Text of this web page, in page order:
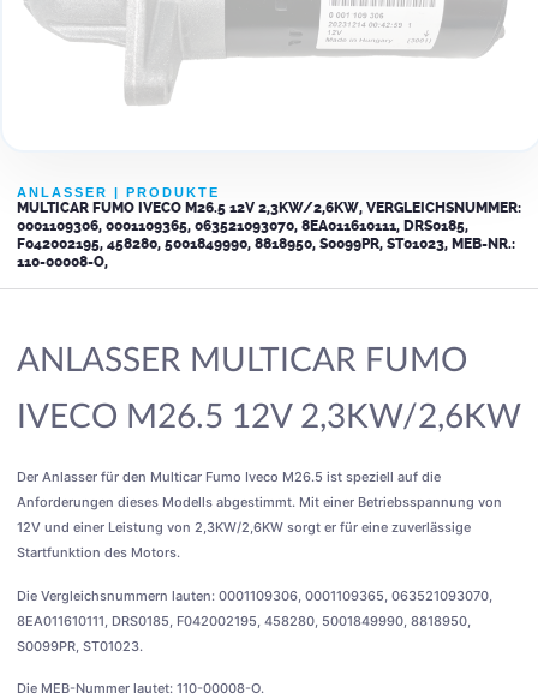
ANLASSER PRODUKTE
MULTICAR FUMO IVECO M26.5 12V 2,3KW/2,6KW, VERGLEICHSNUMMER:
0001109306, 0001109365, 063521093070, 8EA011610111, DRS0185,
F042002195, 458280, 5001849990, 8818950, S0099PR, ST01023, MEB-NR.:
110-00008-O,
ANLASSER MULTICAR FUMO
IVECO M26.5 12V 2,3KW/2,6KW
Der Anlasser für den Multicar Fumo Iveco M26.5 ist speziell auf die
Anforderungen dieses Modells abgestimmt. Mit einer Betriebsspannung von
12V und einer Leistung von 2,3KW/2,6KW sorgt er für eine zuverlässige
Startfunktion des Motors.
Die Vergleichsnummern lauten: 0001109306, 0001109365, 063521093070,
8EA011610111, DRS0185, F042002195, 458280, 5001849990, 8818950,
S0099PR, ST01023.
Die MEB-Nummer lautet: 110-00008-O.